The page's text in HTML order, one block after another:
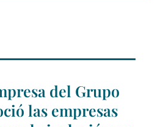
del Grupo
las empresas